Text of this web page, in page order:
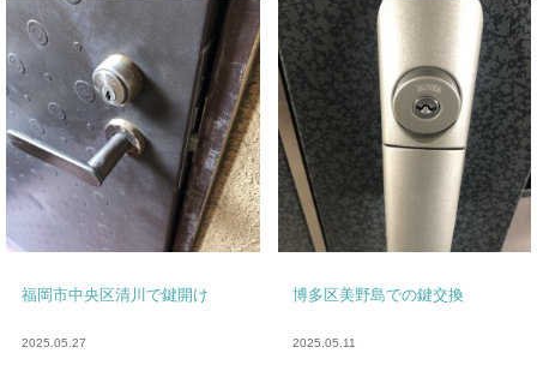
福岡市中央区清川で鍵開け
2025.05.27
博多区美野島での鍵交換
2025.05.11